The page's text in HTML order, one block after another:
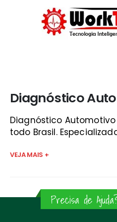
Diagnóstico
Diagnóstico
todo Brasil.
VEJA MAIS +
Precisa de